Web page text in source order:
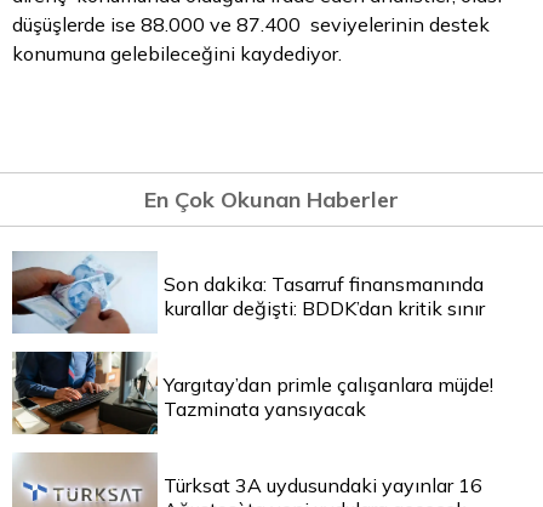
düşüşlerde ise 88.000 ve 87.400 seviyelerinin destek
konumuna gelebileceğini kaydediyor.
En Çok Okunan Haberler
Son dakika: Tasarruf finansmanında
kurallar değişti: BDDK’dan kritik sınır
Yargıtay’dan primle çalışanlara müjde!
Tazminata yansıyacak
Türksat 3A uydusundaki yayınlar 16